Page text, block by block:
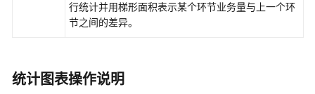
日
志
行统计并用梯形面积表示某个环节业务量与上一个环
节之间的差异。
统计图表操作说明